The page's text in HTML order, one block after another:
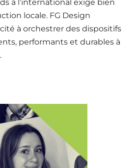
à l’international exige bien
locale. FG Design
à orchestrer des dispositifs
performants et durables à